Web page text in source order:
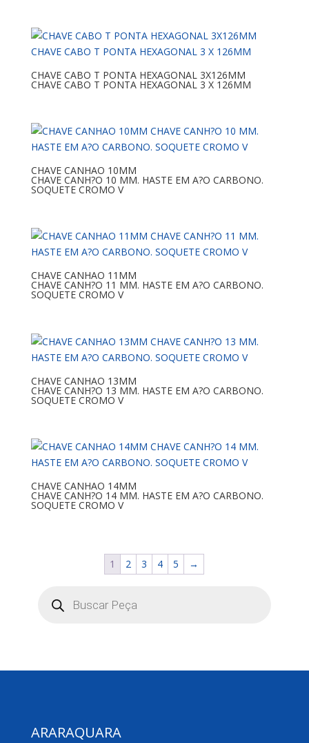
CHAVE CABO T PONTA HEXAGONAL 3X126MM
CHAVE CABO T PONTA HEXAGONAL 3 X 126MM
CHAVE CANHAO 10MM
CHAVE CANH?O 10 MM. HASTE EM A?O CARBONO.
SOQUETE CROMO V
CHAVE CANHAO 11MM
CHAVE CANH?O 11 MM. HASTE EM A?O CARBONO.
SOQUETE CROMO V
CHAVE CANHAO 13MM
CHAVE CANH?O 13 MM. HASTE EM A?O CARBONO.
SOQUETE CROMO V
CHAVE CANHAO 14MM
CHAVE CANH?O 14 MM. HASTE EM A?O CARBONO.
SOQUETE CROMO V
1 2 3 4 5
→
produtos
ARARAQUARA